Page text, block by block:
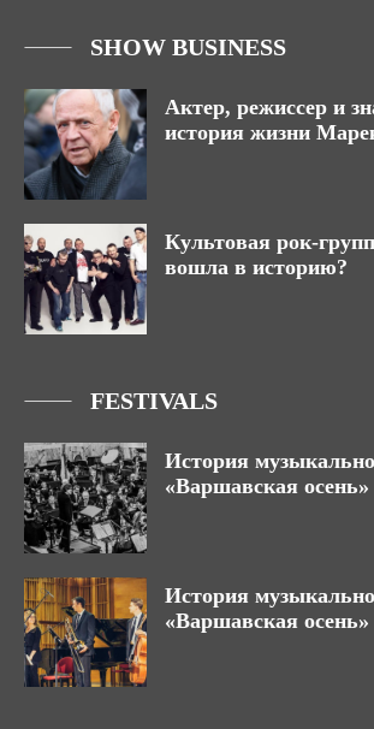
SHOW BUSINESS
Актер, режиссер и
история жизни
Культовая рок-
вошла в историю?
FESTIVALS
История
«Варшавская осень»
История
«Варшавская осень»